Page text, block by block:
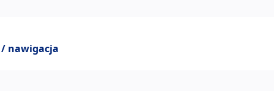
nawigacja